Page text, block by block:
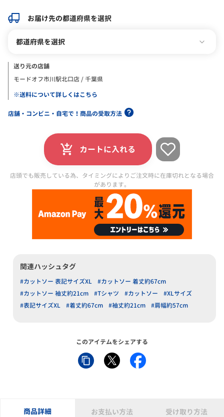
お届け先の都道府県を選択
都道府県を選択
送り元の店舗
モードオフ市川駅北口店 / 千葉県
※送料について詳しくはこちら
店舗・コンビニ・自宅で！商品の受取方法
カートに入れる
店頭でも販売している為、タイミングによりご注文時に在庫切れとなる場合
があります。
関連ハッシュタグ
#カットソー 表記サイズXL
#カットソー 着丈約67cm
#カットソー 袖丈約21cm
#Tシャツ #カットソー
#XLサイズ
#表記サイズXL
#着丈約67cm #袖丈約21cm #肩幅約57cm
このアイテムをシェアする
商品詳細 お支払い方法 受け取り方法